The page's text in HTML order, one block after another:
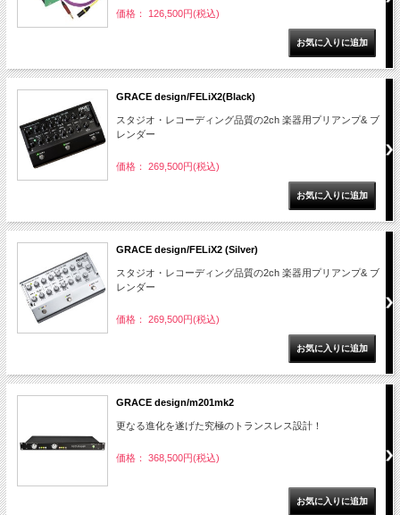
価格： 126,500円(税込)
GRACE design/FELiX2(Black)
スタジオ・レコーディング品質の2ch 楽器用プリアンプ& ブ
レンダー
価格： 269,500円(税込)
GRACE design/FELiX2 (Silver)
スタジオ・レコーディング品質の2ch 楽器用プリアンプ& ブ
レンダー
価格： 269,500円(税込)
GRACE design/m201mk2
更なる進化を遂げた究極のトランスレス設計！
価格： 368,500円(税込)